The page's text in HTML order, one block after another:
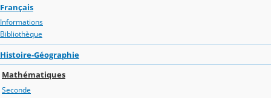
Français
Informations
Bibliothèque
Histoire-Géographie
Mathématiques
Seconde